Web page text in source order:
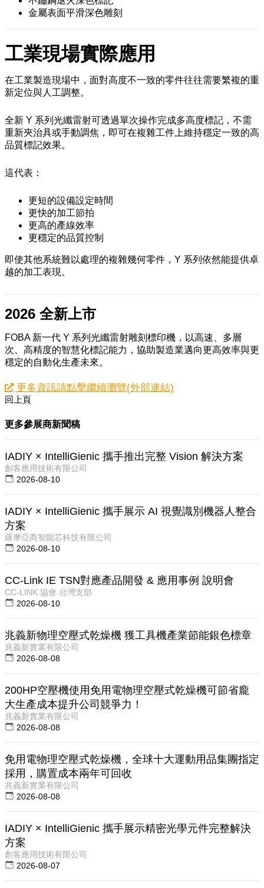
金屬表面平滑深色雕刻
工業現場實際應用
在工業製造現場中，面對高度不一致的零件往往需要繁複的重
新定位與人工調整。
全新 Y 系列光纖雷射可透過單次操作完成多高度標記，不需
重新夾治具或手動調焦，即可在複雜工件上維持穩定一致的高
品質標記效果。
這代表：
更短的設備設定時間
更快的加工節拍
更高的產線效率
更穩定的品質控制
即使其他系統難以處理的複雜幾何零件，Y 系列依然能提供卓
越的加工表現。
2026 全新上市
FOBA 新一代 Y 系列光纖雷射雕刻標印機，以高速、多層
次、高精度的智慧化標記能力，協助製造業邁向更高效率與更
穩定的自動化生產未來。
更多資訊請點擊繼續瀏覽(外部連結)
回上頁
更多參展商新聞稿
IADIY × IntelliGienic 攜手推出完整 Vision 解決方案
創客應用技術有限公司
2026-08-10
IADIY × IntelliGienic 攜手展示 AI 視覺識別機器人整合
方案
薩摩亞商智能芯科技有限公司
2026-08-10
CC-Link IE TSN對應產品開發 & 應用事例 說明會
CC-LINK 協會 台灣支部
2026-08-10
兆義新物理空壓式乾燥機 獲工具機產業節能銀色標章
兆義新實業有限公司
2026-08-08
200HP空壓機使用免用電物理空壓式乾燥機可節省龐
大生產成本提升公司競爭力！
兆義新實業有限公司
2026-08-08
免用電物理空壓式乾燥機，全球十大運動用品集團指定
採用，購置成本兩年可回收
兆義新實業有限公司
2026-08-08
IADIY × IntelliGienic 攜手展示精密光學元件完整解決
方案
創客應用技術有限公司
2026-08-07